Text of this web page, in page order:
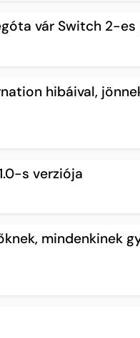
vár Switch 2-
hibáival,
s verziója
mindenkinek